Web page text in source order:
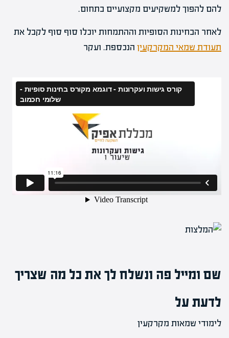
להם להפוך למשקיעים מקצועיים בתחום.
לאחר הבחינות הסופיות וההתמחות יוכלו סוף סוף לקבל את
תעודת שמאי המקרקעין הנכספת. ועקר
שם ומייל פה ונשלח לך את כל מה שצריך
לדעת על
לימודי שמאות מקרקעין